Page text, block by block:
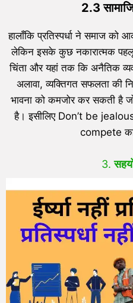
2.3
हालाँकि प्रतिस्पर्धा ने समाज को
लेकिन इसके कुछ नकारात्मक पहलू
चिंता और यहां तक कि अनैतिक
अलावा, व्यक्तिगत सफलता की
भावना को कमजोर कर सकती है
है। इसीलिए Don’t be
compete का
3.